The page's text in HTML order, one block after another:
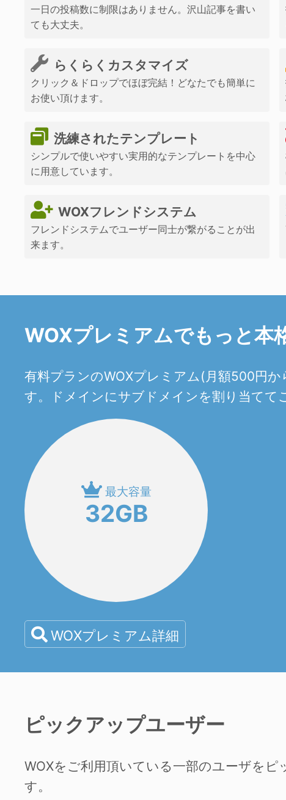
一日の投稿数に制限はありません。沢山記事を書い
ても大丈夫。
らくらくカスタマイズ
クリック＆ドロップでほぼ完結！どなたでも簡単に
お使い頂けます。
洗練されたテンプレート
シンプルで使いやすい実用的なテンプレートを中心
に用意しています。
WOXフレンドシステム
フレンドシステムでユーザー同士が繋がることが出
来ます。
WOXプレミアムでもっと本
有料プランのWOXプレミアム(月額500円
す。ドメインにサブドメインを割り当てて
最大容量
32GB
WOXプレミアム詳細
ピックアップユーザー
WOXをご利用頂いている一部のユーザを
す。